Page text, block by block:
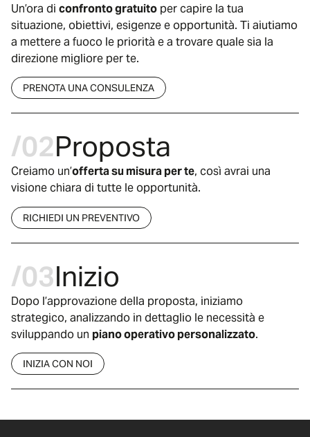
Un’ora di confronto gratuito per capire la tua
situazione, obiettivi, esigenze e opportunità. Ti aiutiamo
a mettere a fuoco le priorità e a trovare quale sia la
direzione migliore per te.
PRENOTA UNA CONSULENZA
/02Proposta
Creiamo un’offerta su misura per te, così avrai una
visione chiara di tutte le opportunità.
RICHIEDI UN PREVENTIVO
/03Inizio
Dopo l’approvazione della proposta, iniziamo
strategico, analizzando in dettaglio le necessità e
sviluppando un piano operativo personalizzato.
INIZIA CON NOI